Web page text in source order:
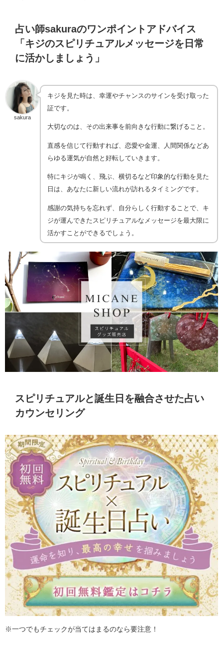
占い師sakuraのワンポイントアドバイス
「キジのスピリチュアルメッセージを日常
に活かしましょう」
sakura
キジを見た時は、幸運やチャンスのサインを受け取った
証です。
大切なのは、その出来事を前向きな行動に繋げること。
直感を信じて行動すれば、恋愛や金運、人間関係などあ
らゆる運気が自然と好転していきます。
特にキジが鳴く、飛ぶ、横切るなど印象的な行動を見た
日は、あなたに新しい流れが訪れるタイミングです。
感謝の気持ちを忘れず、自分らしく行動することで、キ
ジが運んできたスピリチュアルなメッセージを最大限に
活かすことができるでしょう。
スピリチュアルと誕生日を融合させた占い
カウンセリング
※一つでもチェックが当てはまるのなら要注意！